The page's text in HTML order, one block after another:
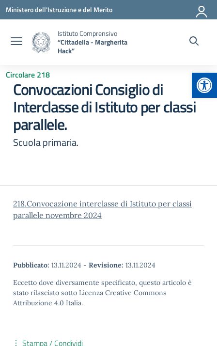
Vai ai contenuti
Vai al menu di navigazione
Vai al footer
Ministero dell'Istruzione e del Merito
Istituto Comprensivo
“Cittadella - Margherita
Hack”
Circolare 218
Convocazioni Consiglio di
Interclasse di Istituto per classi
parallele.
Scuola primaria.
218.Convocazione interclasse di Istituto per classi
parallele novembre 2024
Pubblicato: 13.11.2024 - Revisione: 13.11.2024
Eccetto dove diversamente specificato, questo articolo è
stato rilasciato sotto Licenza Creative Commons
Attribuzione 4.0 Italia.
Stampa / Condividi